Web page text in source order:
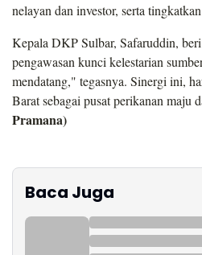
nelayan dan investor, serta
Kepala DKP Sulbar, Safaruddin,
pengawasan kunci kelestarian
mendatang," tegasnya. Sinergi ini,
Barat sebagai pusat perikanan maju
Pramana)
Baca Juga